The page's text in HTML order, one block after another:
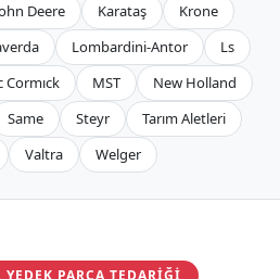
Deere Karataş
Krone
Lombardini-Antor
Ls
Cormıck MST
New Holland
Same Steyr
Tarım Aletleri
Valtra Welger
YEDEK PARÇA TEDARIĞI